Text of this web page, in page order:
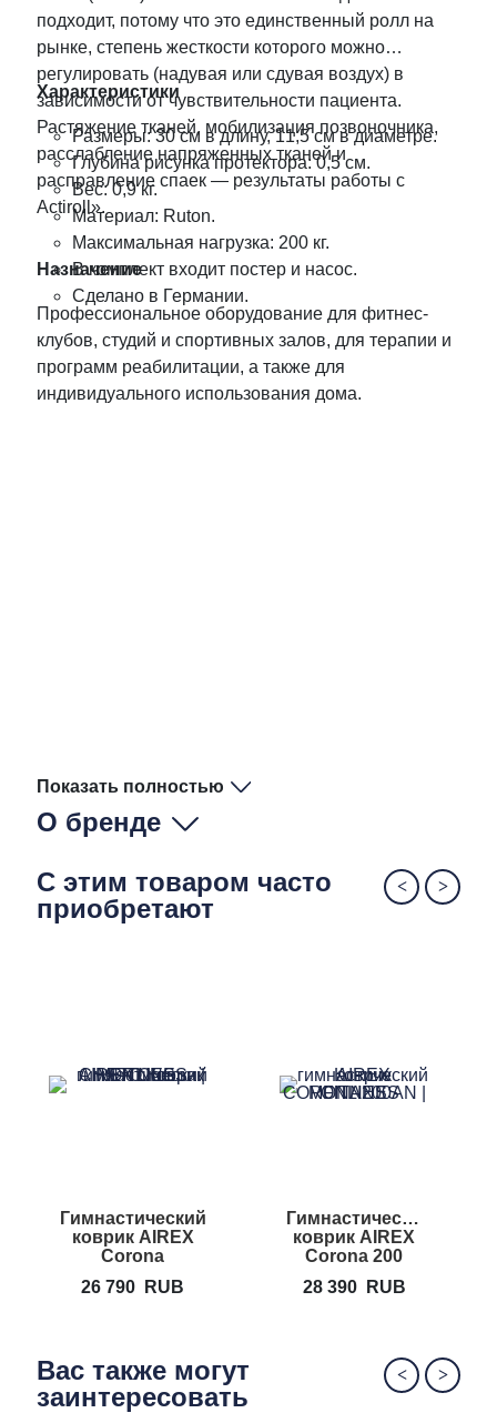
подходит, потому что это единственный ролл на
рынке, степень жесткости которого можно
регулировать (надувая или сдувая воздух) в
зависимости от чувствительности пациента.
Растяжение тканей, мобилизация позвоночника,
расслабление напряженных тканей и
расправление спаек — результаты работы с
Actiroll».
Характеристики
Размеры: 30 см в длину, 11,5 см в диаметре.
Глубина рисунка протектора: 0,5 см.
Вес: 0,9 кг.
Материал: Ruton.
Максимальная нагрузка: 200 кг.
В комплект входит постер и насос.
Сделано в Германии.
Назначение
Профессиональное оборудование для фитнес-
клубов, студий и спортивных залов, для терапии и
программ реабилитации, а также для
индивидуального использования дома.
Показать полностью
О бренде
С этим товаром часто
приобретают
Гимнастический
коврик AIREX
Corona
26 790
RUB
Гимнастический
коврик AIREX
Corona 200
28 390
RUB
Вас также могут
заинтересовать